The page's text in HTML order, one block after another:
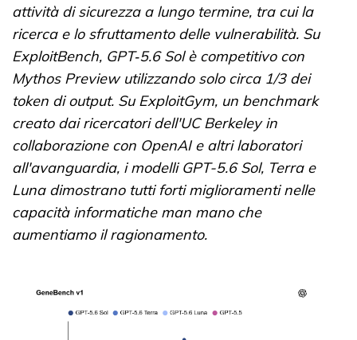
attività di sicurezza a lungo termine, tra cui la
ricerca e lo sfruttamento delle vulnerabilità. Su
ExploitBench, GPT‑5.6 Sol è competitivo con
Mythos Preview utilizzando solo circa 1/3 dei
token di output. Su ExploitGym, un benchmark
creato dai ricercatori dell'UC Berkeley in
collaborazione con OpenAI e altri laboratori
all'avanguardia, i modelli GPT-5.6 Sol, Terra e
Luna dimostrano tutti forti miglioramenti nelle
capacità informatiche man mano che
aumentiamo il ragionamento.